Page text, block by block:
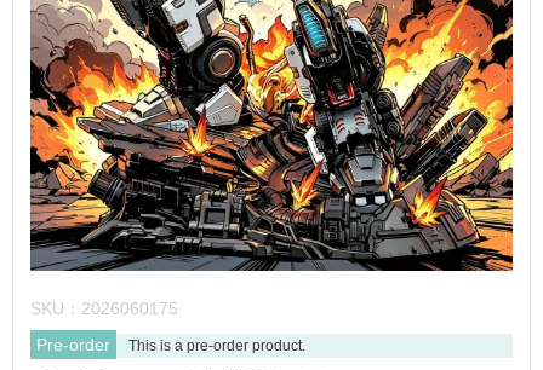
SKU： 2026060175
Pre-order
This is a pre-order product.